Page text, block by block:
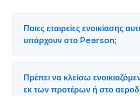
Ποιες εταιρείες ενοικίασης
υπάρχουν στο Pearson;
Πρέπει να κλείσω
εκ των προτέρων ή στο